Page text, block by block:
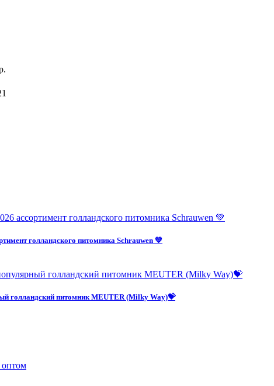
голландского питомника Schrauwen 💚
голландский питомник MEUTER (Milky Way)💝
оптом